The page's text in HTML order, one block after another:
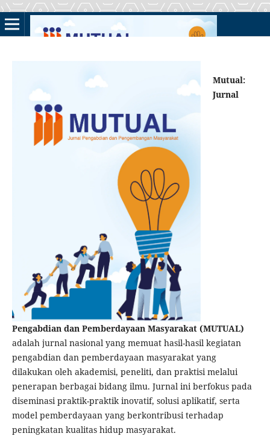
Mutual:
Jurnal
Pengabdian dan Pemberdayaan Masyarakat (MUTUAL)
adalah jurnal nasional yang memuat hasil-hasil kegiatan
pengabdian dan pemberdayaan masyarakat yang
dilakukan oleh akademisi, peneliti, dan praktisi melalui
penerapan berbagai bidang ilmu. Jurnal ini berfokus pada
diseminasi praktik-praktik inovatif, solusi aplikatif, serta
model pemberdayaan yang berkontribusi terhadap
peningkatan kualitas hidup masyarakat.